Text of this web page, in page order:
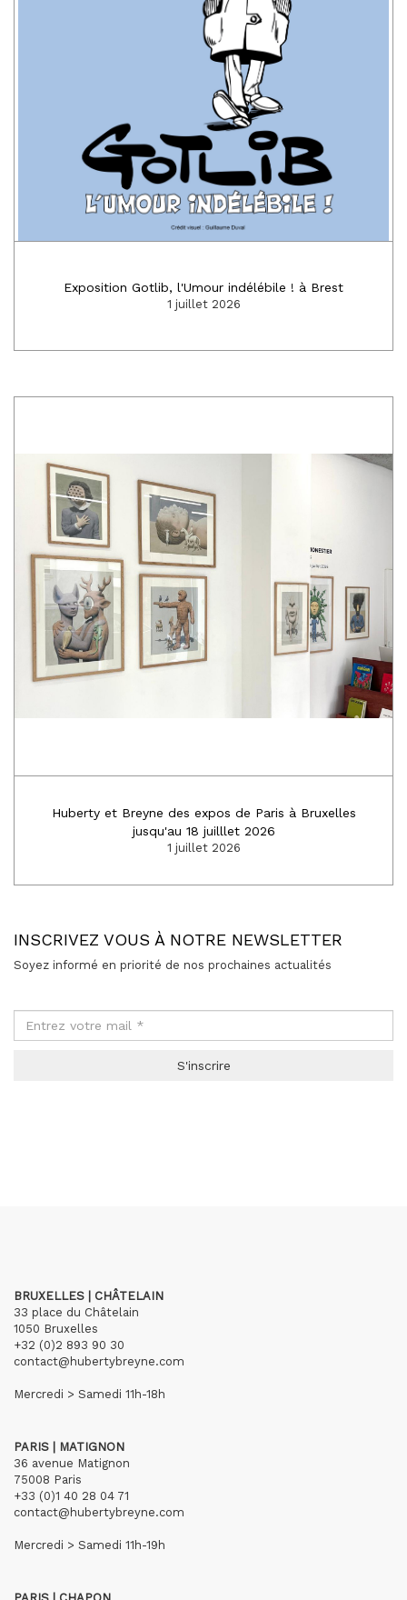
Exposition Gotlib, l'Umour indélébile ! à Brest
1 juillet 2026
Huberty et Breyne des expos de Paris à Bruxelles
jusqu'au 18 juilllet 2026
1 juillet 2026
INSCRIVEZ VOUS À NOTRE NEWSLETTER
Soyez informé en priorité de nos prochaines actualités
S'inscrire
BRUXELLES | CHÂTELAIN
33 place du Châtelain
1050 Bruxelles
+32 (0)2 893 90 30
contact@hubertybreyne.com
Mercredi > Samedi 11h-18h
PARIS | MATIGNON
36 avenue Matignon
75008 Paris
+33 (0)1 40 28 04 71
contact@hubertybreyne.com
Mercredi > Samedi 11h-19h